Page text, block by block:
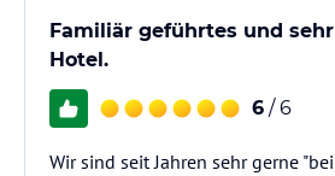
Familiär geführtes und
Hotel.
6 / 6
Wir sind seit Jahren sehr gerne